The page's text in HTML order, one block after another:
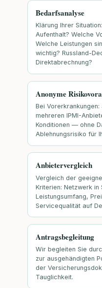
Bedarfsanalyse
Klärung Ihrer
Aufenthalt? Welche
Welche Leistungen
wichtig? Russland-
Direktabrechnung?
Anonyme
Bei
mehreren IPMI-
Konditionen — ohne
Ablehnungsrisiko für
Anbietervergleich
Vergleich der
Kriterien: Netzwerk in
Leistungsumfang,
Servicequalität auf
Antragsbegleitung
Wir begleiten Sie
zur ausgehändigten
der
Tauglichkeit.